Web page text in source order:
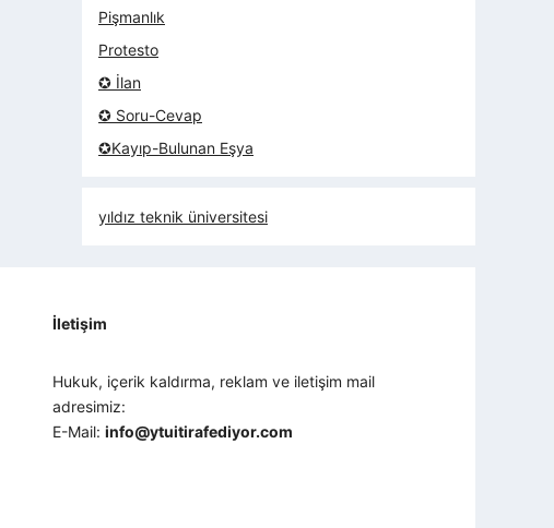
Pişmanlık
Protesto
✪ İlan
✪ Soru-Cevap
✪Kayıp-Bulunan Eşya
yıldız teknik üniversitesi
İletişim
Hukuk, içerik kaldırma, reklam ve iletişim mail
adresimiz:
E-Mail:info@ytuitirafediyor.com